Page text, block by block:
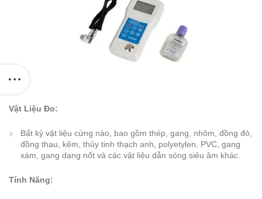
Vật Liệu Đo:
Bất kỳ vật liệu cứng nào, bao gồm thép, gang, nhôm, đồng đỏ,
đồng thau, kẽm, thủy tinh thạch anh, polyetylen, PVC, gang
xám, gang dạng nốt và các vật liệu dẫn sóng siêu âm khác.
Tính Năng: